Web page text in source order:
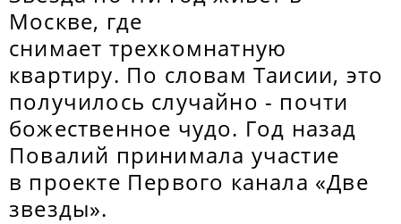
Москве, где
снимает трехкомнатную
квартиру. По словам Таисии, это
получилось случайно - почти
божественное чудо. Год назад
Повалий принимала участие
в проекте Первого канала «Две
звезды».